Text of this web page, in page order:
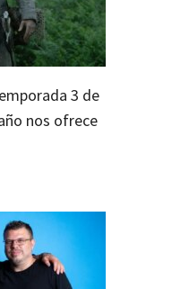
3 de
nos ofrece